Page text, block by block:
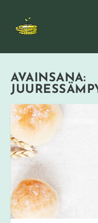
AVAINSANA: